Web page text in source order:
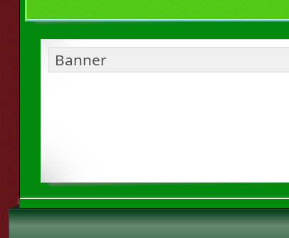
Banner